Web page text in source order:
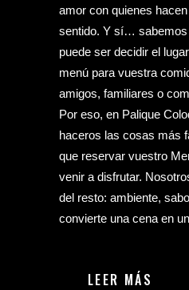
amor con quienes
sentido. Y sí… sabemos
puede ser decidir el
menú para vuestra
amigos, familiares o
Por eso, en Palique
haceros las cosas más
que reservar vuestro
venir a disfrutar.
del resto: ambiente,
convierte una cena en un
LEER MÁS